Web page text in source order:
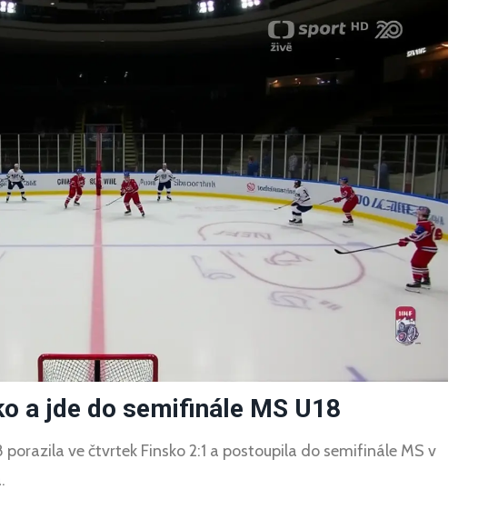
a jde do semifinále MS U18
porazila ve čtvrtek Finsko 2:1 a postoupila do semifinále MS v